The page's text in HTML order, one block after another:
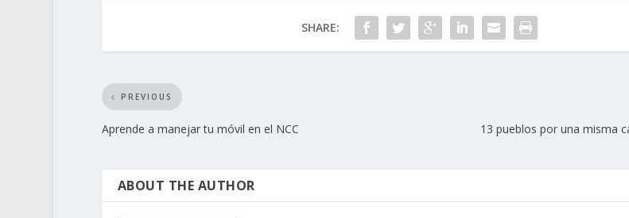
SHARE:
PREVIOUS
Aprende a manejar tu móvil en el NCC
13 pueblos por una misma
ABOUT THE AUTHOR